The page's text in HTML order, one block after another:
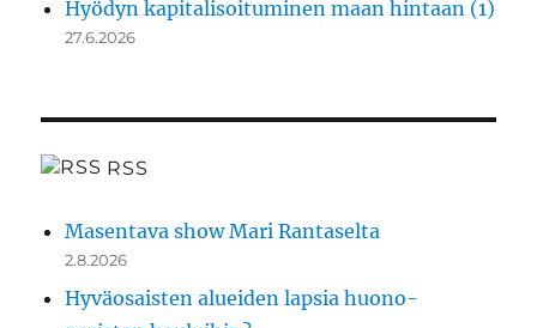
Hyödyn kapitalisoituminen maan hintaan (1)
27.6.2026
RSS
Masentava show Mari Rantaselta
2.8.2026
Hyväosaisten alueiden lapsia huono-